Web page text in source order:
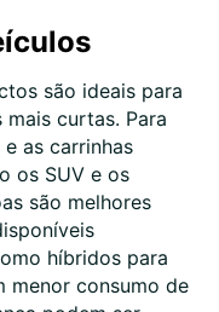
são ideais para
curtas. Para
as carrinhas
os SUV e os
são melhores
híbridos para
menor consumo de